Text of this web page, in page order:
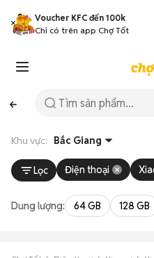
Voucher KFC đến 100k
Chỉ có trên app Chợ Tốt
Khu vực: Bắc Giang
Lọc Điện thoại
Dung lượng: 64 GB 128 GB